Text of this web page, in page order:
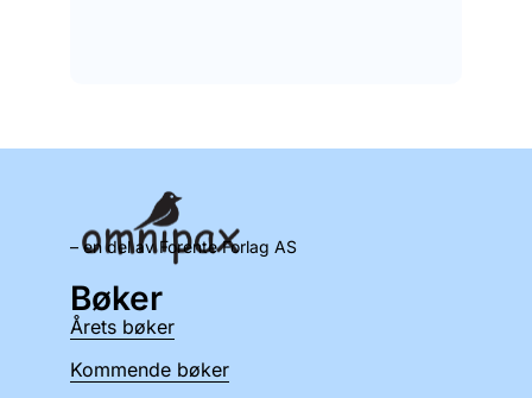
– en del av Forente Forlag AS
Bøker
Årets bøker
Kommende bøker